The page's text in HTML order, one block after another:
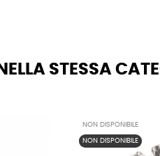
STESSA
NON DISPONIBILE
NON DISPONIBILE